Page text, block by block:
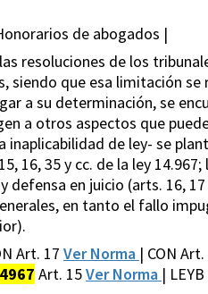
de abogados |
resoluciones de los
siendo que esa limitación
a su determinación, se
a otros aspectos que
inaplicabilidad de ley- se
16, 35 y cc. de la ley
defensa en juicio (arts. 16,
en tanto el fallo
Art. 17 Ver Norma | CON
Art. 15Ver Norma | LEYB